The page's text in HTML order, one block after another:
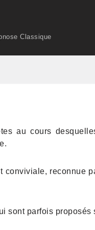
Classique
au cours
reconnue
sont parfois proposés